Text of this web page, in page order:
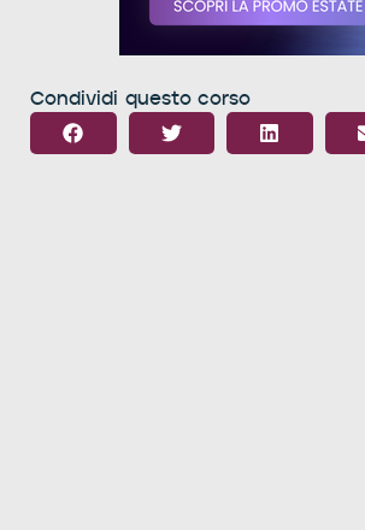
Condividi questo corso